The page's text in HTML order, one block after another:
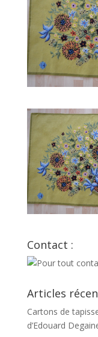
Contact :
Articles
Cartons de
d’Edouard